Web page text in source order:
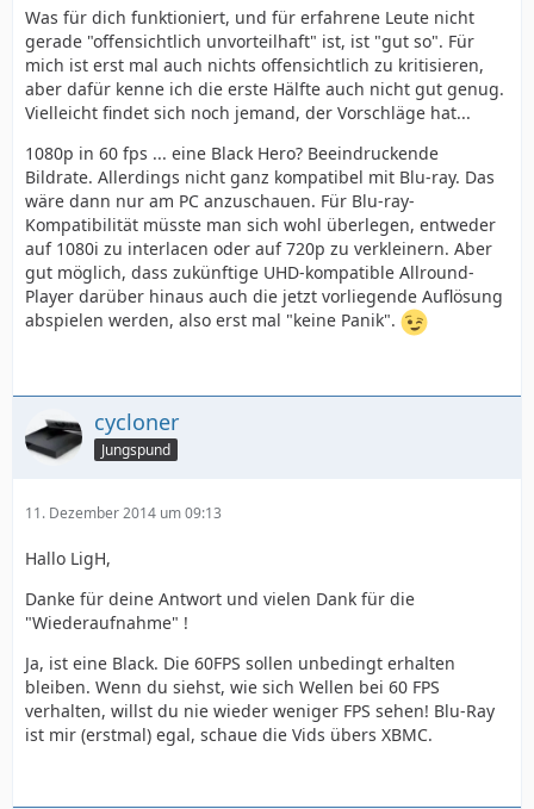
Was für dich funktioniert, und für erfahrene Leute nicht
gerade "offensichtlich unvorteilhaft" ist, ist "gut so". Für
mich ist erst mal auch nichts offensichtlich zu kritisieren,
aber dafür kenne ich die erste Hälfte auch nicht gut genug.
Vielleicht findet sich noch jemand, der Vorschläge hat...
1080p in 60 fps ... eine Black Hero? Beeindruckende
Bildrate. Allerdings nicht ganz kompatibel mit Blu-ray. Das
wäre dann nur am PC anzuschauen. Für Blu-ray-
Kompatibilität müsste man sich wohl überlegen, entweder
auf 1080i zu interlacen oder auf 720p zu verkleinern. Aber
gut möglich, dass zukünftige UHD-kompatible Allround-
Player darüber hinaus auch die jetzt vorliegende Auflösung
abspielen werden, also erst mal "keine Panik".
cycloner
Jungspund
11. Dezember 2014 um 09:13
Hallo LigH,
Danke für deine Antwort und vielen Dank für die
"Wiederaufnahme" !
Ja, ist eine Black. Die 60FPS sollen unbedingt erhalten
bleiben. Wenn du siehst, wie sich Wellen bei 60 FPS
verhalten, willst du nie wieder weniger FPS sehen! Blu-Ray
ist mir (erstmal) egal, schaue die Vids übers XBMC.